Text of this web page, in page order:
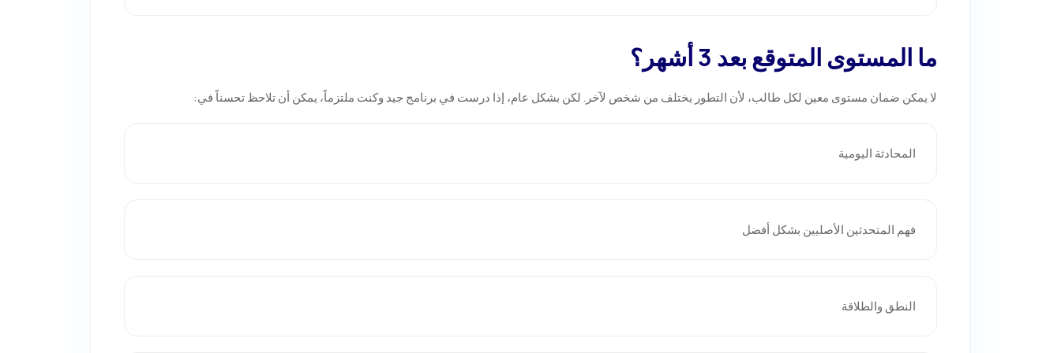
ما المستوى المتوقع بعد 3 أشهر؟
لا يمكن ضمان مستوى معين لكل طالب، لأن التطور يختلف من شخص لآخر. لكن بشكل عام، إذا درست في برنامج جيد وكنت ملتزماً، يمكن أن تلاحظ تحسناً في:
المحادثة اليومية
فهم المتحدثين الأصليين بشكل أفضل
النطق والطلاقة